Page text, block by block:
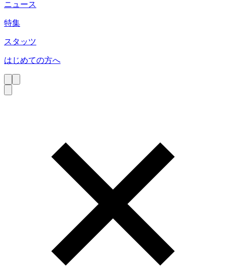
ニュース
特集
スタッツ
はじめての方へ